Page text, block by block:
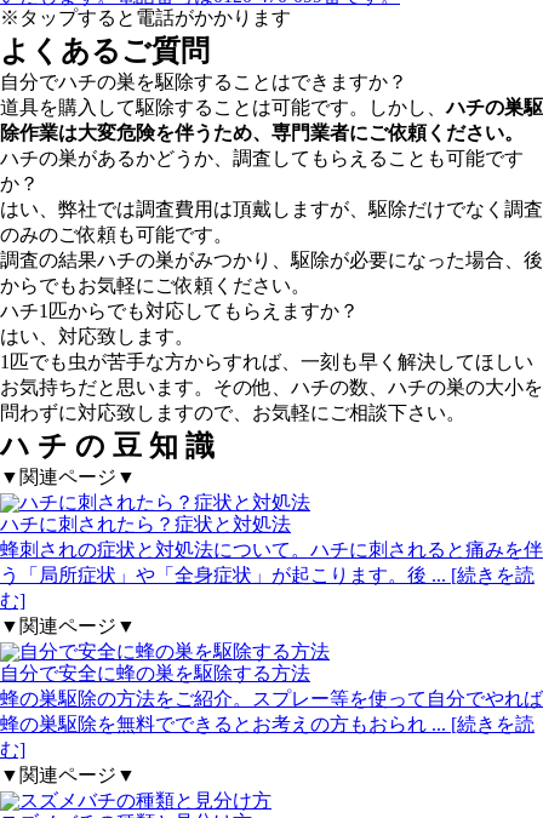
※タップすると電話がかかります
よくあるご質問
自分でハチの巣を駆除することはできますか？
道具を購入して駆除することは可能です。しかし、ハチの巣駆
除作業は大変危険を伴うため、専門業者にご依頼ください。
ハチの巣があるかどうか、調査してもらえることも可能です
か？
はい、弊社では調査費用は頂戴しますが、駆除だけでなく調査
のみのご依頼も可能です。
調査の結果ハチの巣がみつかり、駆除が必要になった場合、後
からでもお気軽にご依頼ください。
ハチ1匹からでも対応してもらえますか？
はい、対応致します。
1匹でも虫が苦手な方からすれば、一刻も早く解決してほしい
お気持ちだと思います。その他、ハチの数、ハチの巣の大小を
問わずに対応致しますので、お気軽にご相談下さい。
ハ チ の 豆 知 識
▼関連ページ▼
ハチに刺されたら？症状と対処法
蜂刺されの症状と対処法について。ハチに刺されると痛みを伴
う「局所症状」や「全身症状」が起こります。後 ... [続きを読
む]
▼関連ページ▼
自分で安全に蜂の巣を駆除する方法
蜂の巣駆除の方法をご紹介。スプレー等を使って自分でやれば
蜂の巣駆除を無料でできるとお考えの方もおられ ... [続きを読
む]
▼関連ページ▼